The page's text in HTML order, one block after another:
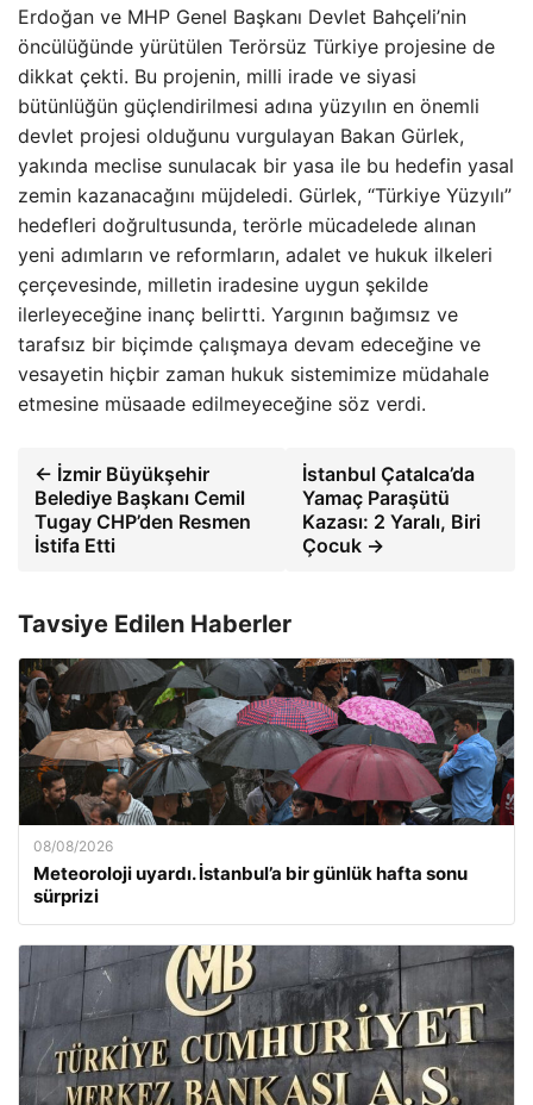
Erdoğan ve MHP Genel Başkanı Devlet Bahçeli’nin
öncülüğünde yürütülen Terörsüz Türkiye projesine de
dikkat çekti. Bu projenin, milli irade ve siyasi
bütünlüğün güçlendirilmesi adına yüzyılın en önemli
devlet projesi olduğunu vurgulayan Bakan Gürlek,
yakında meclise sunulacak bir yasa ile bu hedefin yasal
zemin kazanacağını müjdeledi. Gürlek, “Türkiye Yüzyılı”
hedefleri doğrultusunda, terörle mücadelede alınan
yeni adımların ve reformların, adalet ve hukuk ilkeleri
çerçevesinde, milletin iradesine uygun şekilde
ilerleyeceğine inanç belirtti. Yargının bağımsız ve
tarafsız bir biçimde çalışmaya devam edeceğine ve
vesayetin hiçbir zaman hukuk sistemimize müdahale
etmesine müsaade edilmeyeceğine söz verdi.
← İzmir Büyükşehir
Belediye Başkanı Cemil
Tugay CHP’den Resmen
İstifa Etti
İstanbul Çatalca’da
Yamaç Paraşütü
Kazası: 2 Yaralı, Biri
Çocuk →
Tavsiye Edilen Haberler
08/08/2026
Meteoroloji uyardı. İstanbul’a bir günlük hafta sonu
sürprizi